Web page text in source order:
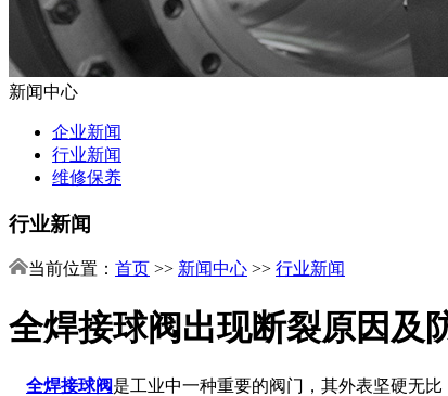
新闻中心
企业新闻
行业新闻
维修保养
行业新闻
当前位置： 首页 >> 新闻中心 >> 行业新闻
全焊接球阀出现断裂原因及
全焊接球阀是工业中一种重要的阀门，其外表坚硬无